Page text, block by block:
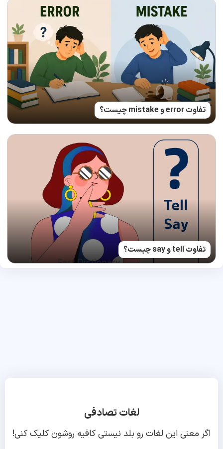
تفاوت error و mistake چیست؟
تفاوت tell و say چیست؟
لغات تصادفی
اگر معنی این لغات رو بلد نیستی کافیه روشون کلیک کنی!